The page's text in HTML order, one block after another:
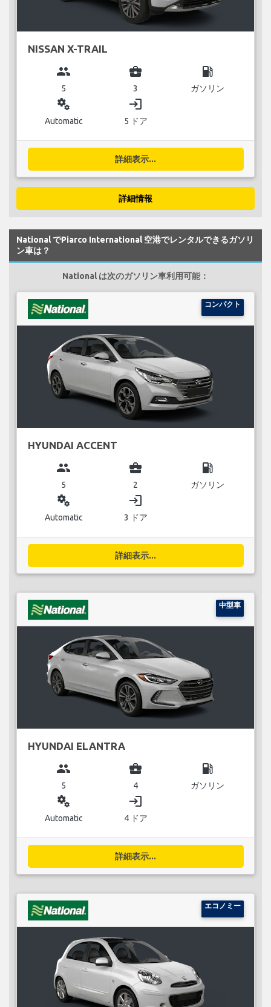
NISSAN X-TRAIL
group
5
business_center
3
local_gas_station
ガソリン
miscellaneous_services
Automatic
login
5 ドア
詳細表示...
詳細情報
National でPiarco International 空港でレンタルできるガソリ
ン車は？
National は次のガソリン車利用可能：
コンパクト
HYUNDAI ACCENT
group
5
business_center
2
local_gas_station
ガソリン
miscellaneous_services
Automatic
login
3 ドア
詳細表示...
中型車
HYUNDAI ELANTRA
group
5
business_center
4
local_gas_station
ガソリン
miscellaneous_services
Automatic
login
4 ドア
詳細表示...
エコノミー